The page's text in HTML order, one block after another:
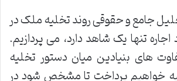
جامع و حقوقی روند تخلیه ملک در
تنها یک شاهد دارد، می پردازیم.
های بنیادین میان دستور تخلیه